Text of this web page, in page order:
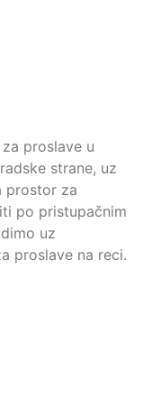
proslave u
strane, uz
prostor za
po pristupačnim
uz
proslave na reci.